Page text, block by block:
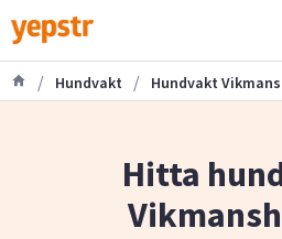
/ Hundvakt / Hundvakt
Hitta